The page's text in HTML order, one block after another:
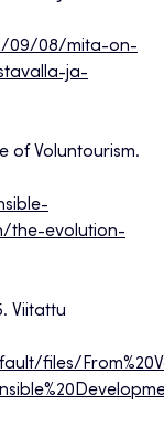
09/08/mita-on-
ja-
of Voluntourism.
the-evolution-
Viitattu
files/